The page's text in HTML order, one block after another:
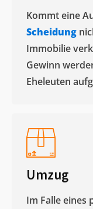
Kommt eine
Scheidung
Immobilie
Gewinn
Eheleuten
Umzug
Im Falle